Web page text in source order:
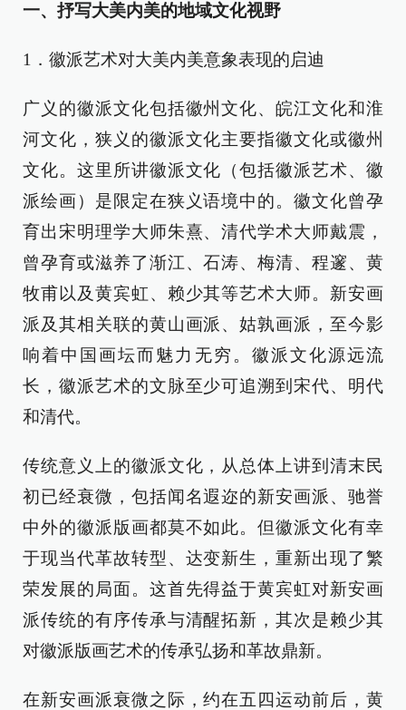
一、抒写大美内美的地域文化视野
1．徽派艺术对大美内美意象表现的启迪
广义的徽派文化包括徽州文化、皖江文化和淮
河文化，狭义的徽派文化主要指徽文化或徽州
文化。这里所讲徽派文化（包括徽派艺术、徽
派绘画）是限定在狭义语境中的。徽文化曾孕
育出宋明理学大师朱熹、清代学术大师戴震，
曾孕育或滋养了渐江、石涛、梅清、程邃、黄
牧甫以及黄宾虹、赖少其等艺术大师。新安画
派及其相关联的黄山画派、姑孰画派，至今影
响着中国画坛而魅力无穷。徽派文化源远流
长，徽派艺术的文脉至少可追溯到宋代、明代
和清代。
传统意义上的徽派文化，从总体上讲到清末民
初已经衰微，包括闻名遐迩的新安画派、驰誉
中外的徽派版画都莫不如此。但徽派文化有幸
于现当代革故转型、达变新生，重新出现了繁
荣发展的局面。这首先得益于黄宾虹对新安画
派传统的有序传承与清醒拓新，其次是赖少其
对徽派版画艺术的传承弘扬和革故鼎新。
在新安画派衰微之际，约在五四运动前后，黄